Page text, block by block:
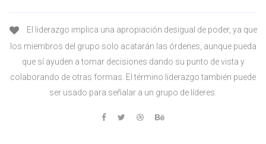
El liderazgo implica una apropiación desigual de poder, ya que
los miembros del grupo solo acatarán las órdenes, aunque pueda
que sí ayuden a tomar decisiones dando su punto de vista y
colaborando de otras formas. El término liderazgo también puede
ser usado para señalar a un grupo de líderes.